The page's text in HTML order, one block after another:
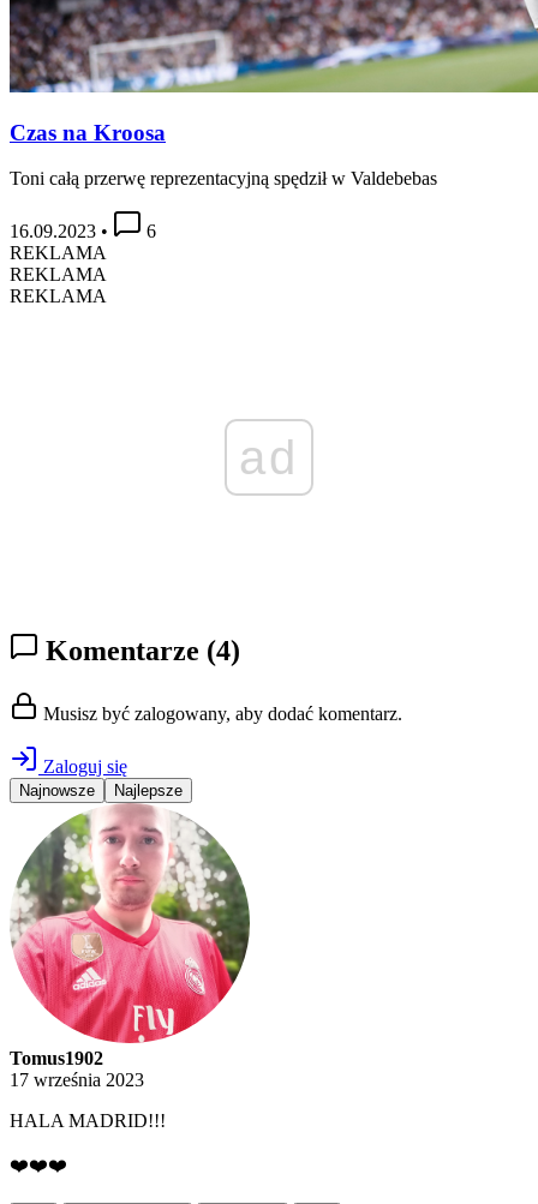
Czas na Kroosa
Toni całą przerwę reprezentacyjną spędził w Valdebebas
16.09.2023 •
6
REKLAMA
REKLAMA
REKLAMA
ad
Komentarze (4)
Musisz być zalogowany, aby dodać komentarz.
Zaloguj się
Najnowsze Najlepsze
Tomus1902
17 września 2023
HALA MADRID!!!
❤️❤️❤️